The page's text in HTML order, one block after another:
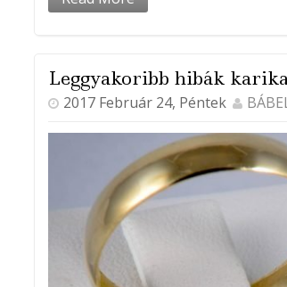
Leggyakoribb hibák
2017 Február 24, Péntek